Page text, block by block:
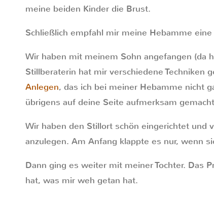
meine beiden Kinder die Brust.
Schließlich empfahl mir meine Hebamme
Wir haben mit meinem Sohn angefangen (da
Stillberaterin hat mir verschiedene Techniken
Anlegen, das ich bei meiner Hebamme nicht
übrigens auf deine Seite aufmerksam
Wir haben den Stillort schön eingerichtet und
anzulegen. Am Anfang klappte es nur, wenn
Dann ging es weiter mit meiner Tochter. Das
hat, was mir weh getan hat.